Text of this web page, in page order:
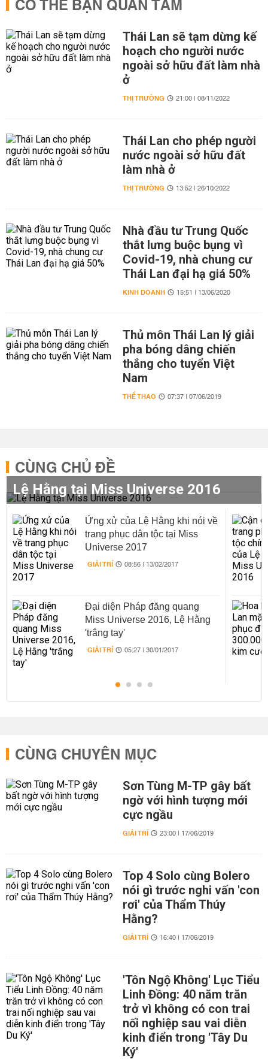
CÓ THỂ BẠN QUAN TÂM
Thái Lan sẽ tạm dừng kế
hoạch cho người nước
ngoài sở hữu đất làm nhà
ở
THỊ TRƯỜNG 21:00 | 08/11/2022
Thái Lan cho phép người
nước ngoài sở hữu đất
làm nhà ở
THỊ TRƯỜNG 13:52 | 26/10/2022
Nhà đầu tư Trung Quốc
thắt lưng buộc bụng vì
Covid-19, nhà chung cư
Thái Lan đại hạ giá 50%
KINH DOANH 15:51 | 13/06/2020
Thủ môn Thái Lan lý giải
pha bóng dâng chiến
thắng cho tuyển Việt
Nam
THỂ THAO 07:37 | 07/06/2019
CÙNG CHỦ ĐỀ
Lệ Hằng tại Miss Universe 2016
Ứng xử của Lệ Hằng khi nói về
trang phục dân tộc tại Miss
Universe 2017
GIẢI TRÍ 08:56 | 13/02/2017
Đại diện Pháp đăng quang
Miss Universe 2016, Lệ Hằng
'trắng tay'
GIẢI TRÍ 05:27 | 30/01/2017
CÙNG CHUYÊN MỤC
Sơn Tùng M-TP gây bất
ngờ với hình tượng mới
cực ngầu
GIẢI TRÍ 23:00 | 17/06/2019
Top 4 Solo cùng Bolero
nói gì trước nghi vấn 'con
rơi' của Thẩm Thúy
Hằng?
GIẢI TRÍ 16:40 | 17/06/2019
'Tôn Ngộ Không' Lục Tiểu
Linh Đồng: 40 năm trăn
trở vì không có con trai
nối nghiệp sau vai diễn
kinh điển trong 'Tây Du
Ký'